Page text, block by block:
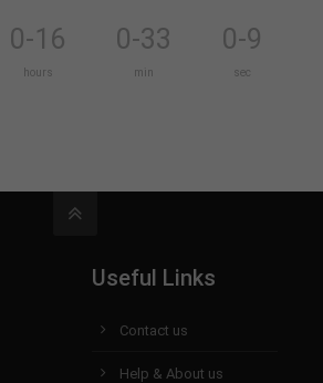
0-16
hours
0-33
min
0-9
sec
Useful Links
Contact us
Help & About us